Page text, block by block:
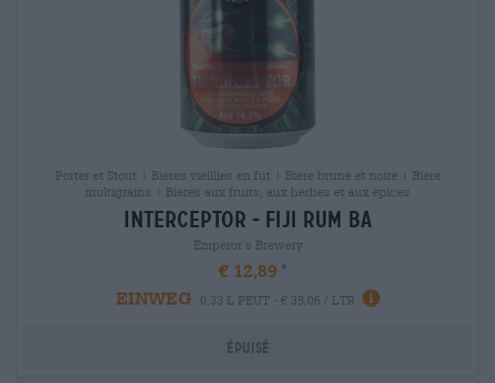
Porter et Stout | Bières vieillies en fût | Bière brune et noire | Bière
multigrains | Bières aux fruits, aux herbes et aux épices
interceptor - fiji rum ba
Emperor´s Brewery
€ 12,89
EINWEG
0,33 L PEUT - € 39,06 / LTR
Épuisé